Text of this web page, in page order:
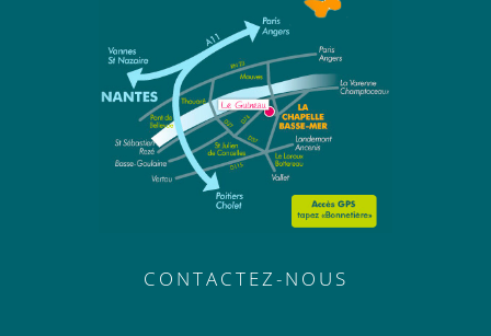
CONTACTEZ-NOUS